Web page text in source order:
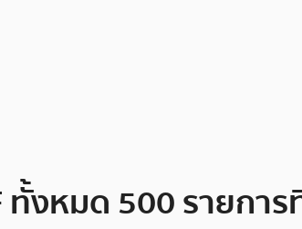
งหมด 500 รายการ